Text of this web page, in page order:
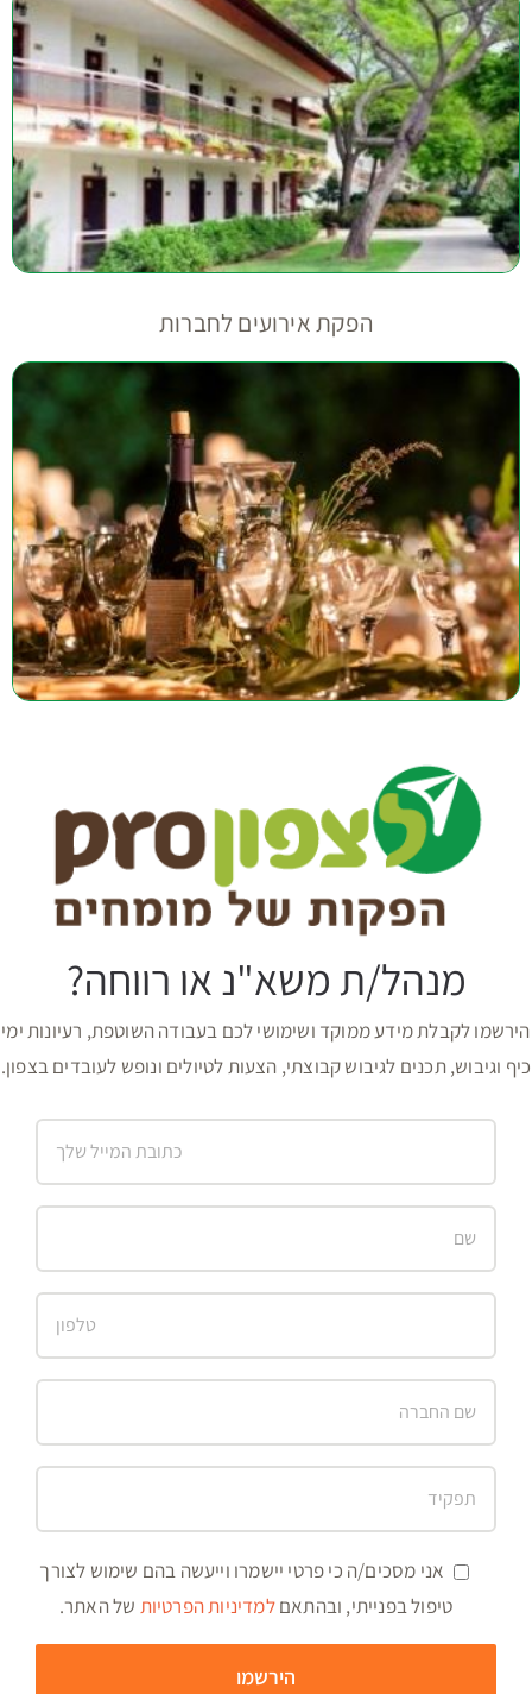
הפקת אירועים לחברות
מנהל/ת משא"נ או רווחה?
הירשמו לקבלת מידע ממוקד ושימושי לכם בעבודה השוטפת, רעיונות ימי
כיף וגיבוש, תכנים לגיבוש קבוצתי, הצעות לטיולים ונופש לעובדים בצפון.
אני מסכים/ה כי פרטי יישמרו וייעשה בהם שימוש לצורך
טיפול בפנייתי, ובהתאםלמדיניות הפרטיות של האתר.